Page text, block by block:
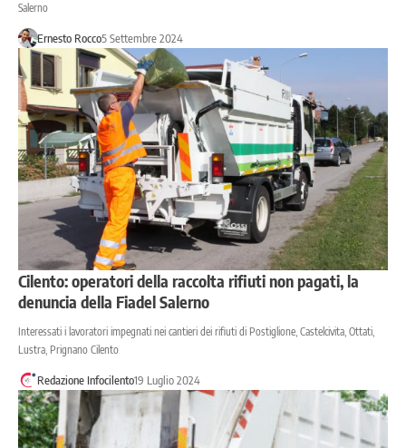
Salerno
Ernesto Rocco5 Settembre 2024
Cilento: operatori della raccolta rifiuti non pagati, la
denuncia della Fiadel Salerno
Interessati i lavoratori impegnati nei cantieri dei rifiuti di Postiglione, Castelcivita, Ottati,
Lustra, Prignano Cilento
Redazione Infocilento19 Luglio 2024